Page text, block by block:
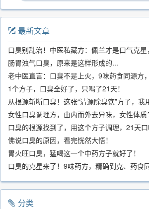
最新文章
口臭别乱治！中医私藏方：佩兰才是口气克
肠胃浊气口臭，原来是这样形成的...
老中医直言：口臭不是上火，9味药食同源方
1个方子，口臭全好了，只喝了21天！
女性口臭调理方，由内而外去异味，女性体质
口臭的根源找到了，用这个方子调理，21天口
佛说口臭的原因，看完恍然大悟！
胃火旺口臭，猛喝这一个中药方子就好了！
分类